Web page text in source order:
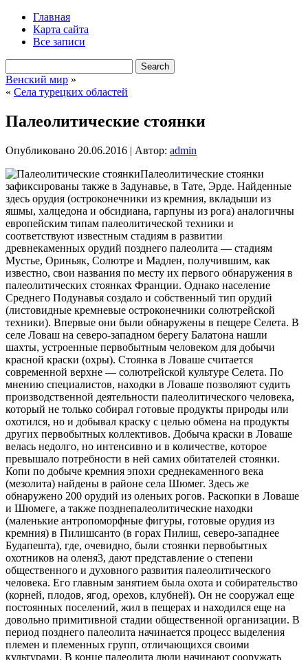
Главная
Карта сайта
Все записи
Венский мир »
« Села турецких областей
Палеолитические стоянки
Опубликовано 20.06.2016 | Автор: admin
Палеолитические стоянки
зафиксированы также в Задунавье, в Тате, Эрде. Найденные
здесь орудия (остроконечники из кремния, вкладыши из
яшмы, халцедона и обсидиана, гарпуны из рога) аналогичны
европейским типам палеолитической техники и
соответствуют известным стадиям в развитии
древнекаменных орудий позднего палеолита — стадиям
Мустье, Ориньяк, Солютре и Мадлен, получившим, как
известно, свои названия по месту их первого обнаружения в
палеолитических стоянках Франции. Однако население
Среднего Подунавья создало и собственный тип орудий
(листовидные кремневые остроконечники солютрейской
техники). Впервые они были обнаружены в пещере Селета. В
селе Ловаш на северо-западном берегу Балатона нашли
шахты, устроенные первобытным человеком для добычи
красной краски (охры). Стоянка в Ловаше считается
современной верхне — солютрейской культуре Селета. По
мнению специалистов, находки в Ловаше позволяют судить
производственной деятельности палеолитического человека,
который не только собирал готовые продукты природы или
охотился, но и добывал краску с целью обмена на продукты
других первобытных коллективов. Добыча краски в Ловаше
велась недолго, но интенсивно и в количестве, которое
превышало потребности в ней самих обитателей стоянки.
Копи по добыче кремния эпохи среднекаменного века
(мезолита) найдены в районе села Шюмег. Здесь же
обнаружено 200 орудий из оленьих рогов. Раскопки в Ловаше
и Шюмеге, а также позднепалеолитические находки
(маленькие антропоморфные фигуры, готовые орудия из
кремния) в Пилишсанто (в горах Пилиш, северо-западнее
Будапешта), где, очевидно, были стоянки первобытных
охотников на оленя3, дают представление о степени
общественного и духовного развития палеолитического
человека. Его главным занятием была охота и собирательство
(корней, плодов, ягод, орехов, клубней). Он не сооружал еще
постоянных поселений, жил в пещерах и находился еще на
довольно примитивной стадии общественной организации. В
период позднего палеолита начинается процесс выделения
племен и племенных групп, отличающихся своими
культурами. В конце палеолита люди начинают сооружать